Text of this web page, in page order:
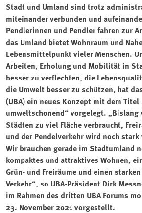
Stadt und Umland sind trotz
miteinander verbunden und
Pendlerinnen und Pendler fahren zur
das Umland bietet Wohnraum und
Lebensmittelpunkt vieler Menschen.
Arbeiten, Erholung und Mobilität in
besser zu verflechten, die
die Umwelt besser zu schützen, hat
(UBA) ein neues Konzept mit dem Titel
umweltschonend“ vorgelegt. „Bislang
Städten zu viel Fläche verbraucht,
und der Pendelverkehr wird noch
Wir brauchen gerade im Stadtumland
kompaktes und attraktives Wohnen,
Grün- und Freiräume und einen
Verkehr“, so UBA-Präsident Dirk
im Rahmen des dritten UBA Forums
23. November 2021 vorgestellt.